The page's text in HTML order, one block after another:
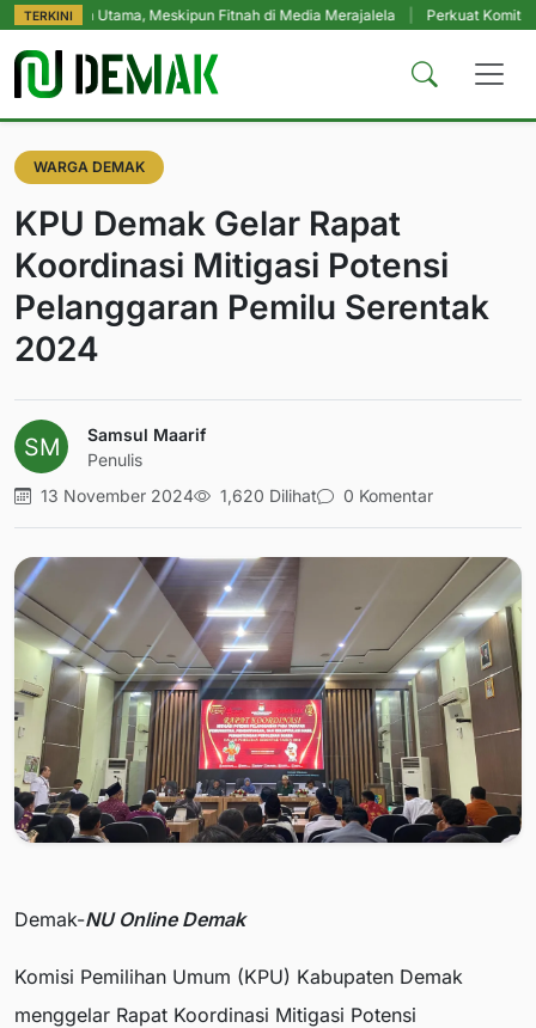
TERKINI
Utama, Meskipun Fitnah di Media Merajalela | Perkuat Komitmen
WARGA DEMAK
KPU Demak Gelar Rapat
Koordinasi Mitigasi Potensi
Pelanggaran Pemilu Serentak
2024
Samsul Maarif
Penulis
13 November 2024
1,620 Dilihat 0 Komentar
Demak-NU Online Demak
Komisi Pemilihan Umum (KPU) Kabupaten Demak
menggelar Rapat Koordinasi Mitigasi Potensi